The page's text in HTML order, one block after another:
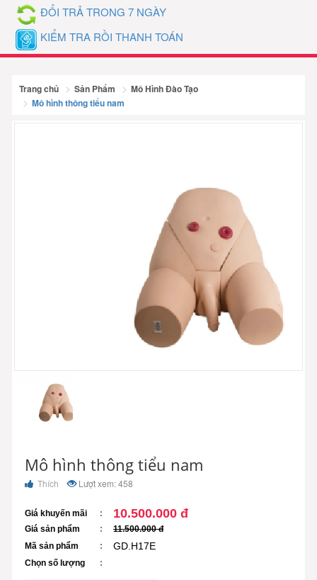
ĐỔI TRẢ TRONG 7 NGÀY
KIỂM TRA RỒI THANH TOÁN
Trang chủ Sản Phẩm
Mô Hình Đào Tạo
Mô hình thông tiểu nam
Mô hình thông tiểu nam
Thích Lượt xem: 458
Giá khuyến mãi 10.500.000 đ
Giá sản phẩm
11.500.000 đ
Mã sản phẩm
GD.H17E
Chọn số lượng